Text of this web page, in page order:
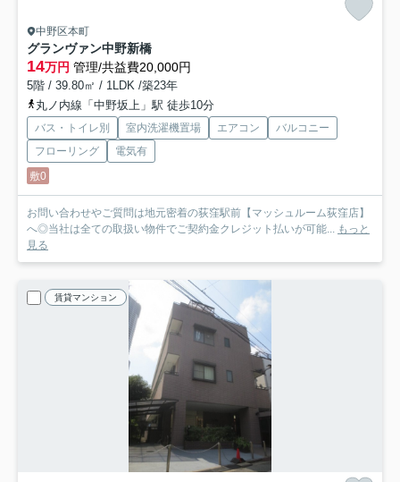
中野区本町
グランヴァン中野新橋
14万円 管理/共益費20,000円
5階 / 39.80㎡ / 1LDK /築23年
丸ノ内線「中野坂上」駅 徒歩10分
バス・トイレ別 室内洗濯機置場 エアコン
バルコニー
フローリング
電気有
敷0
お問い合わせやご質問は地元密着の荻窪駅前【マッシュルーム荻窪店】
へ◎当社は全ての取扱い物件でご契約金クレジット払いが可能... もっと
見る
賃貸マンション